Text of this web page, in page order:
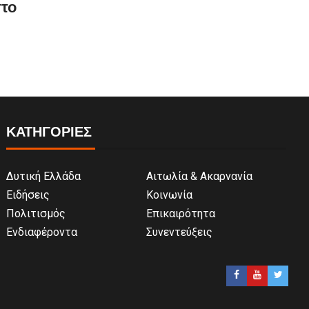
ΚΑΤΗΓΟΡΙΕΣ
Δυτική Ελλάδα
Αιτωλία & Ακαρνανία
Ειδήσεις
Κοινωνία
Πολιτισμός
Επικαιρότητα
Ενδιαφέροντα
Συνεντεύξεις